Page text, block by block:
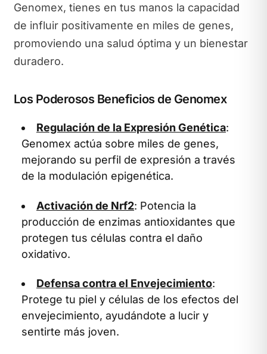
Genomex, tienes en tus manos la capacidad
de influir positivamente en miles de genes,
promoviendo una salud óptima y un bienestar
duradero.
Los Poderosos Beneficios de Genomex
Regulación de la Expresión Genética:
Genomex actúa sobre miles de genes,
mejorando su perfil de expresión a través
de la modulación epigenética.
Activación de Nrf2: Potencia la
producción de enzimas antioxidantes que
protegen tus células contra el daño
oxidativo.
Defensa contra el Envejecimiento:
Protege tu piel y células de los efectos del
envejecimiento, ayudándote a lucir y
sentirte más joven.